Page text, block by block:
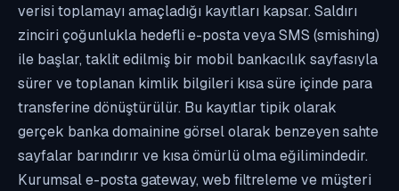
verisi toplamayı amaçladığı kayıtları kapsar. Saldırı
zinciri çoğunlukla hedefli e-posta veya SMS (smishing)
ile başlar, taklit edilmiş bir mobil bankacılık sayfasıyla
sürer ve toplanan kimlik bilgileri kısa süre içinde para
transferine dönüştürülür. Bu kayıtlar tipik olarak
gerçek banka domainine görsel olarak benzeyen sahte
sayfalar barındırır ve kısa ömürlü olma eğilimindedir.
Kurumsal e-posta gateway, web filtreleme ve müşteri